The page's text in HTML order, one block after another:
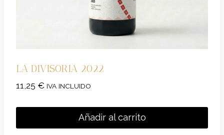
LA DIVISORIA 2022
11,25 € IVA INCLUIDO
Añadir al carrito